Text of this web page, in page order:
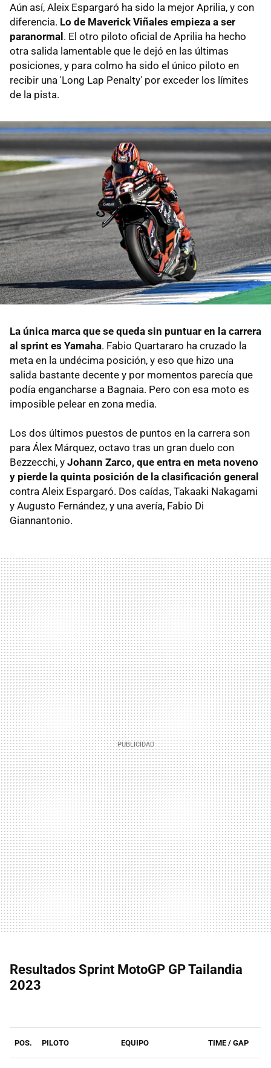
Aún así, Aleix Espargaró ha sido la mejor Aprilia, y con
diferencia. Lo de Maverick Viñales empieza a ser
paranormal. El otro piloto oficial de Aprilia ha hecho
otra salida lamentable que le dejó en las últimas
posiciones, y para colmo ha sido el único piloto en
recibir una 'Long Lap Penalty' por exceder los límites
de la pista.
La única marca que se queda sin puntuar en la carrera
al sprint es Yamaha. Fabio Quartararo ha cruzado la
meta en la undécima posición, y eso que hizo una
salida bastante decente y por momentos parecía que
podía engancharse a Bagnaia. Pero con esa moto es
imposible pelear en zona media.
Los dos últimos puestos de puntos en la carrera son
para Álex Márquez, octavo tras un gran duelo con
Bezzecchi, y Johann Zarco, que entra en meta noveno
y pierde la quinta posición de la clasificación general
contra Aleix Espargaró. Dos caídas, Takaaki Nakagami
y Augusto Fernández, y una avería, Fabio Di
Giannantonio.
Resultados Sprint MotoGP GP Tailandia
2023
POS. PILOTO EQUIPO TIME / GAP